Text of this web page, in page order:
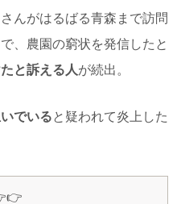
んがはるばる青森まで訪問
、農園の窮状を発信したと
と訴える人が続出。
でいると疑われて炎上した